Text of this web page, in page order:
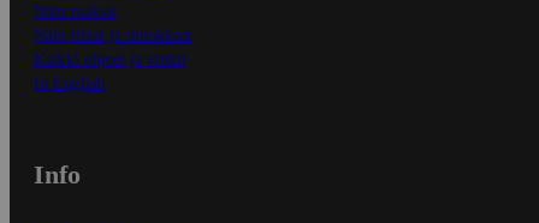
Näin maksat
Näin tilaat ja muokkaat
Kaikki ohjeet ja vinkit
In English
Info